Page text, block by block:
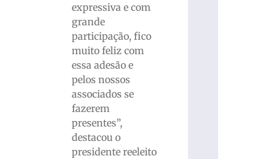
expressiva e com
grande
participação, fico
muito feliz com
essa adesão e
pelos nossos
associados se
fazerem
presentes”,
destacou o
presidente reeleito